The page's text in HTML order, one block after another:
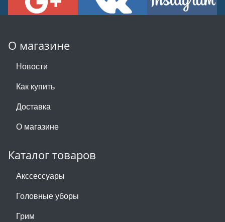
О магазине
Новости
Как купить
Доставка
О магазине
Каталог товаров
Акссессуары
Головные уборы
Грим